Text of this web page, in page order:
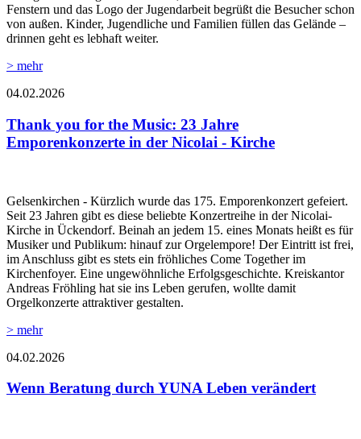
Fenstern und das Logo der Jugendarbeit begrüßt die Besucher schon
von außen. Kinder, Jugendliche und Familien füllen das Gelände –
drinnen geht es lebhaft weiter.
> mehr
04.02.2026
Thank you for the Music: 23 Jahre
Emporenkonzerte in der Nicolai - Kirche
Gelsenkirchen - Kürzlich wurde das 175. Emporenkonzert gefeiert.
Seit 23 Jahren gibt es diese beliebte Konzertreihe in der Nicolai-
Kirche in Ückendorf. Beinah an jedem 15. eines Monats heißt es für
Musiker und Publikum: hinauf zur Orgelempore! Der Eintritt ist frei,
im Anschluss gibt es stets ein fröhliches Come Together im
Kirchenfoyer. Eine ungewöhnliche Erfolgsgeschichte. Kreiskantor
Andreas Fröhling hat sie ins Leben gerufen, wollte damit
Orgelkonzerte attraktiver gestalten.
> mehr
04.02.2026
Wenn Beratung durch YUNA Leben verändert